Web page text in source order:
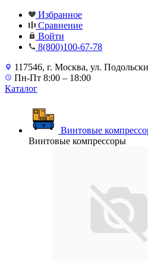
Избранное
Сравнение
Войти
8(800)100-67-78
117546, г. Москва, ул.
Пн-Пт 8:00 – 18:00
Каталог
Винтовые
Винтовые компрессоры